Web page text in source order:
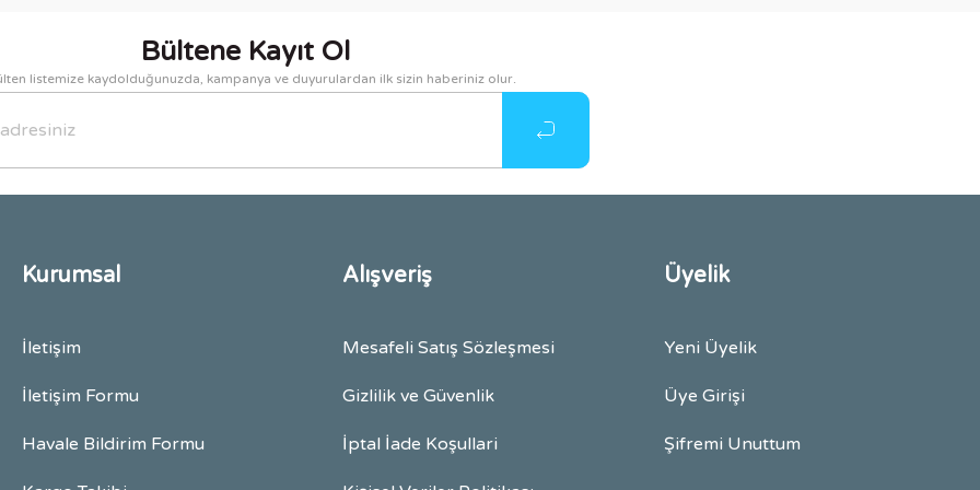
Bültene Kayıt Ol
listemize kaydolduğunuzda, kampanya ve duyurulardan ilk sizin haberiniz olur.
Kurumsal
İletişim
İletişim Formu
Havale Bildirim Formu
Alışveriş
Mesafeli Satış Sözleşmesi
Gizlilik ve Güvenlik
İptal İade Koşullari
Üyelik
Yeni Üyelik
Üye Girişi
Şifremi Unuttum